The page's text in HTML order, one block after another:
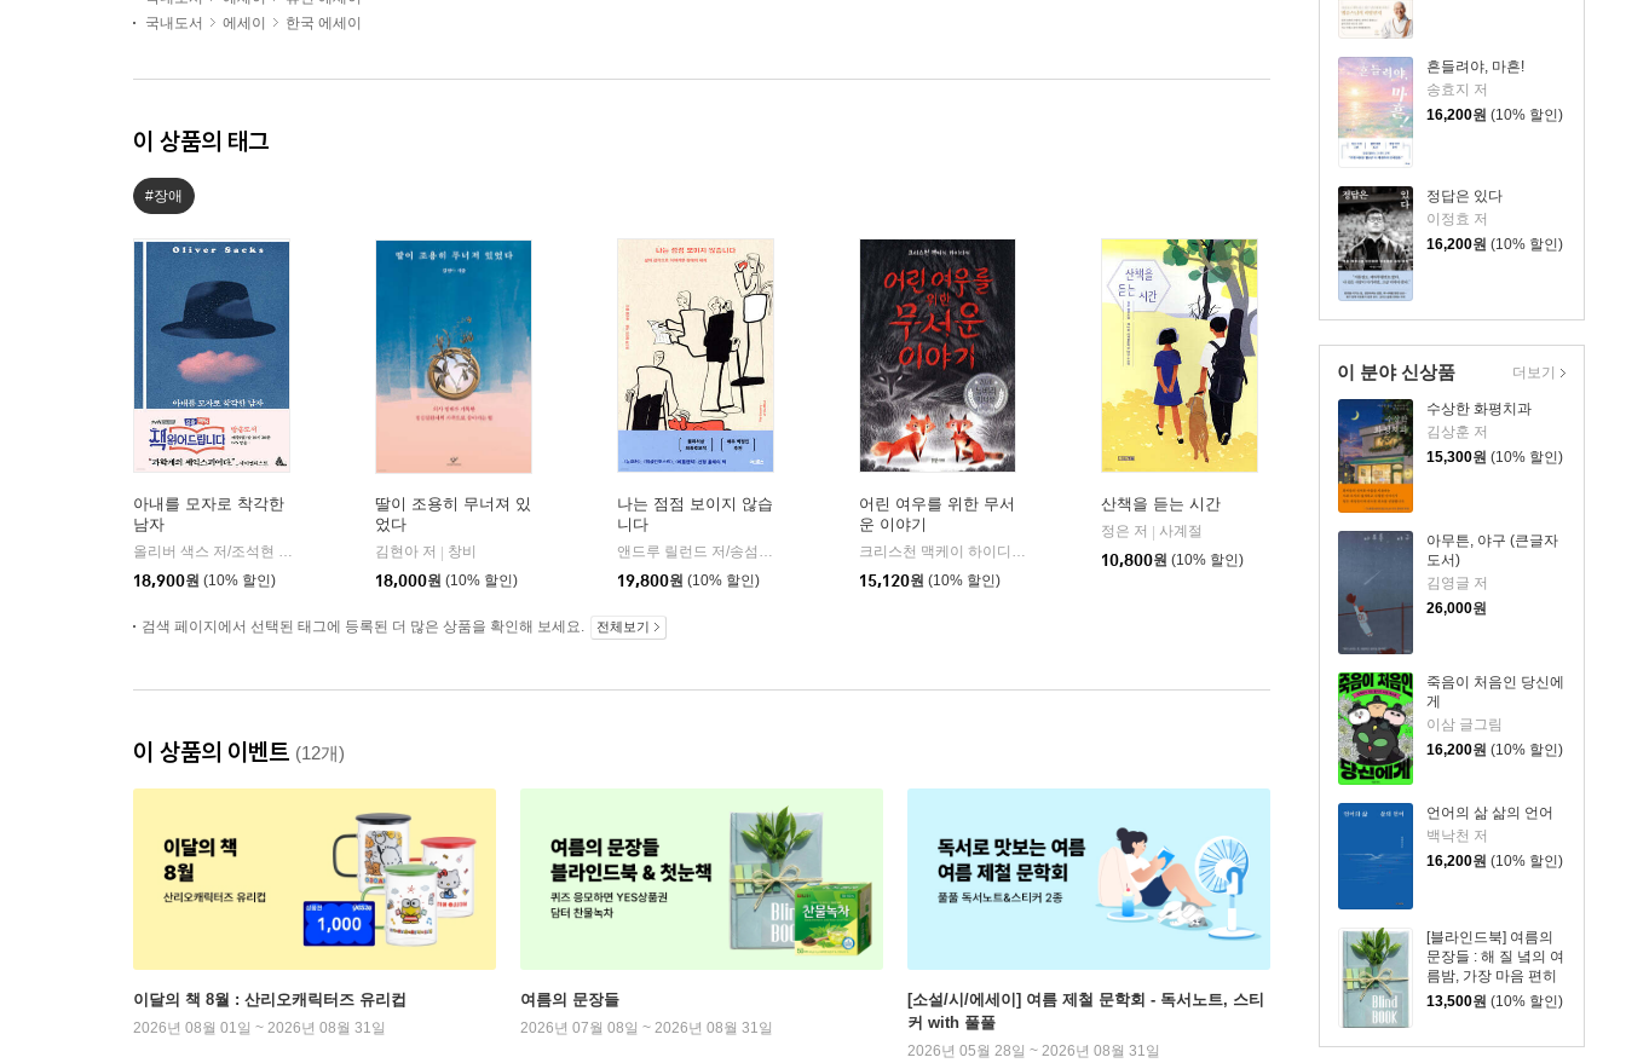
흔들려야, 마흔!
송효지 저
16,200원 (10% 할인)
정답은 있다
이정효 저
16,200원 (10% 할인)
이 분야 신상품
수상한 화평치과
김상훈 저
15,300원 (10% 할인)
아무튼, 야구 (큰글자
도서)
김영글 저
26,000원
죽음이 처음인 당신에
게
이삼 글그림
16,200원 (10% 할인)
언어의 삶 삶의 언어
백낙천 저
16,200원 (10% 할인)
[블라인드북] 여름의
문장들 : 해 질 녘의 여
름밤, 가장 마음 편히
걷고 자유로웠기에,
13,500원 (10% 할인)
더보기
국내도서
에세이 한국 에세이
이 상품의 태그
#장애
아내를 모자로 착각한
남자
올리버 색스 저/조석현 역
18,900원 (10% 할인)
딸이 조용히 무너져 있
었다
김현아 저
창비
18,000원 (10% 할인)
나는 점점 보이지 않습
니다
앤드루 릴런드 저/송섬별 역
19,800원 (10% 할인)
어린 여우를 위한 무서
운 이야기
크리스천 맥케이 하이디커 글그림/이원경 역 | 밝은미래
15,120원 (10% 할인)
산책을 듣는 시간
정은 저
사계절
10,800원 (10% 할인)
검색 페이지에서 선택된 태그에 등록된 더 많은 상품을 확인해 보세요. 전체보기
이 상품의 이벤트 (12개)
이달의 책 8월 : 산리오캐릭터즈 유리컵
2026년 08월 01일 ~ 2026년 08월 31일
여름의 문장들
2026년 07월 08일 ~ 2026년 08월 31일
[소설/시/에세이] 여름 제철 문학회 - 독서노트, 스티
커 with 풀풀
2026년 05월 28일 ~ 2026년 08월 31일